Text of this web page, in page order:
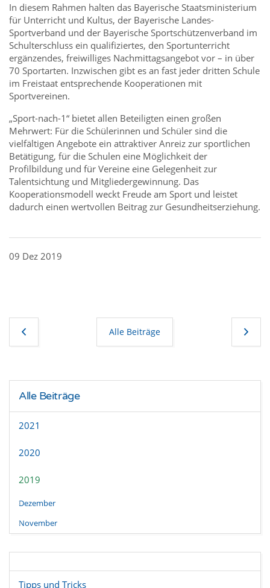
In diesem Rahmen halten das Bayerische Staatsministerium
für Unterricht und Kultus, der Bayerische Landes-
Sportverband und der Bayerische Sportschützenverband im
Schulterschluss ein qualifiziertes, den Sportunterricht
ergänzendes, freiwilliges Nachmittagsangebot vor – in über
70 Sportarten. Inzwischen gibt es an fast jeder dritten Schule
im Freistaat entsprechende Kooperationen mit
Sportvereinen.
„Sport-nach-1“ bietet allen Beteiligten einen großen
Mehrwert: Für die Schülerinnen und Schüler sind die
vielfältigen Angebote ein attraktiver Anreiz zur sportlichen
Betätigung, für die Schulen eine Möglichkeit der
Profilbildung und für Vereine eine Gelegenheit zur
Talentsichtung und Mitgliedergewinnung. Das
Kooperationsmodell weckt Freude am Sport und leistet
dadurch einen wertvollen Beitrag zur Gesundheitserziehung.
09 Dez 2019
Alle Beiträge
Alle Beiträge
2021
2020
2019
Dezember
November
Tipps und Tricks